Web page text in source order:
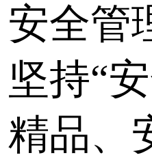
安全管
坚持“
精品、